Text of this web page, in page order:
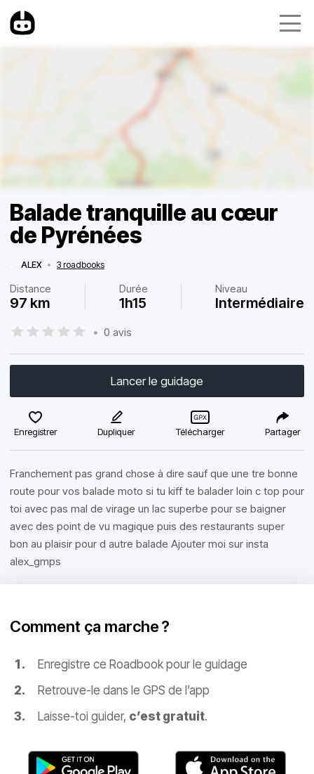
Balade tranquille au cœur
de Pyrénées
ALEX • 3 roadbooks
Distance
97 km
Durée
1h15
Niveau
Intermédiaire
• 0 avis
Lancer le guidage
Enregistrer Dupliquer Télécharger Partager
Franchement pas grand chose à dire sauf que une tre bonne
route pour vos balade moto si tu kiff te balader loin c top pour
toi avec pas mal de virage un lac superbe pour se baigner
avec des point de vu magique puis des restaurants super
bon au plaisir pour d autre balade Ajouter moi sur insta
alex_gmps
Comment ça marche ?
Enregistre ce Roadbook pour le guidage
Retrouve-le dans le GPS de l’app
Laisse-toi guider, c’est gratuit.